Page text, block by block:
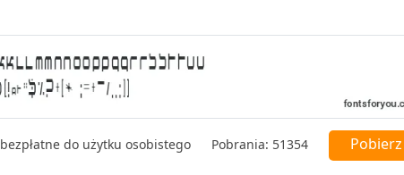
bezpłatne do użytku osobistego Pobrania: 51354 Pobierz